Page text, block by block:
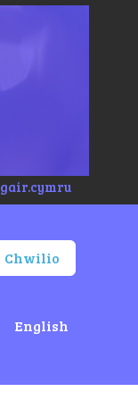
gair.cymru
English